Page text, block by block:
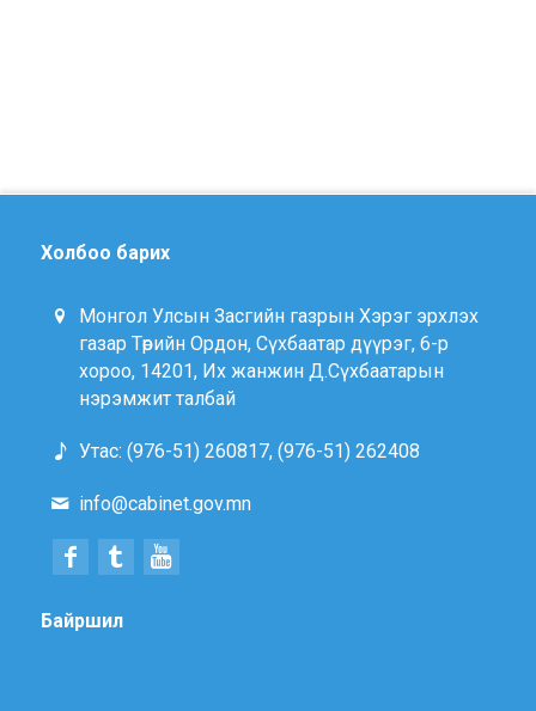
Холбоо барих
Монгол Улсын Засгийн газрын Хэрэг эрхлэх
газар Төрийн Ордон, Сүхбаатар дүүрэг, 6-р
хороо, 14201, Их жанжин Д.Сүхбаатарын
нэрэмжит талбай
Утас: (976-51) 260817, (976-51) 262408
info@cabinet.gov.mn
Байршил